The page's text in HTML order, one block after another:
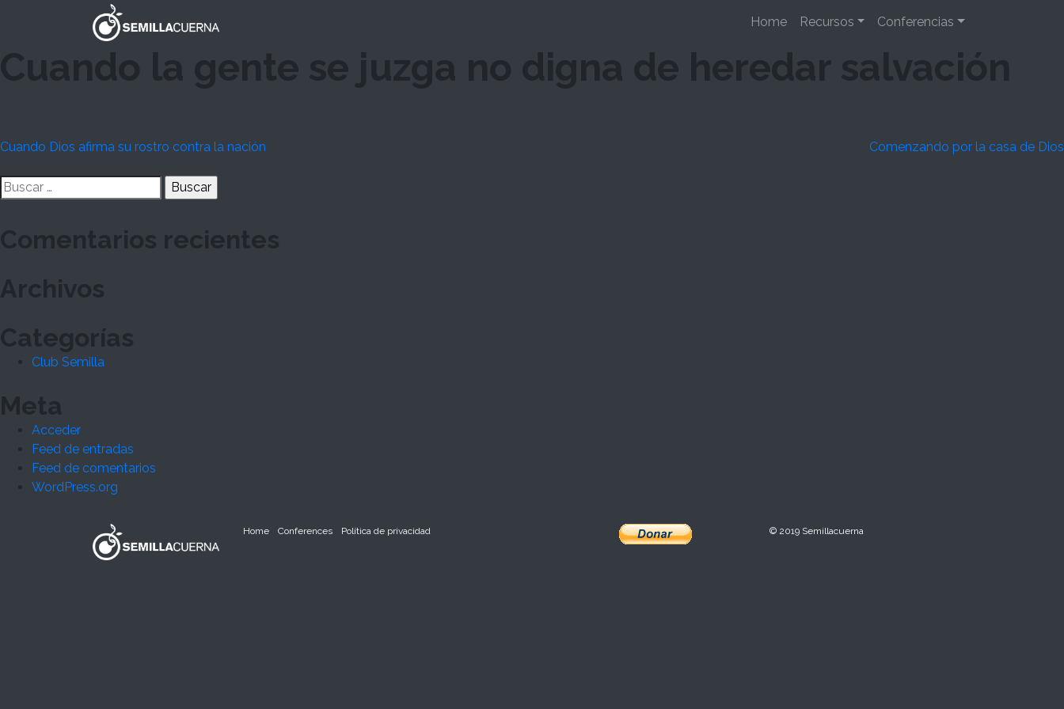
Home Recursos Conferencias
Cuando la gente se juzga no digna de heredar salvación
Navegación
de
Cuando Dios afirma su rostro contra la nación Comenzando por la casa de Dios
Buscar:
Comentarios recientes
Archivos
Categorías
Club Semilla
Meta
Acceder
Feed de entradas
Feed de comentarios
WordPress.org
Home Conferences Política de privacidad © 2019 Semillacuerna